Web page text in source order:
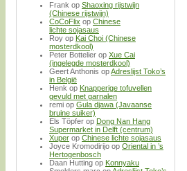
Frank op Shaoxing rijstwijn
(Chinese rijstwijn)
CoCoFlix op Chinese
lichte sojasaus
Roy op Kai Choi (Chinese
mosterdkool)
Peter Bottelier op Xue Cai
(ingelegde mosterdkool)
Geert Anthonis opAdreslijst Toko’s
in België
Henk op Knapperige tofuvellen
gevuld met garnalen
remi op Gula djawa (Javaanse
bruine suiker)
Els Töpfer op Dong Nan Hang
Supermarket in Delft (centrum)
Xuper op Chinese lichte sojasaus
Joyce Kromodirijo op Oriental in ’s
Hertogenbosch
Daan Hutting op Konnyaku